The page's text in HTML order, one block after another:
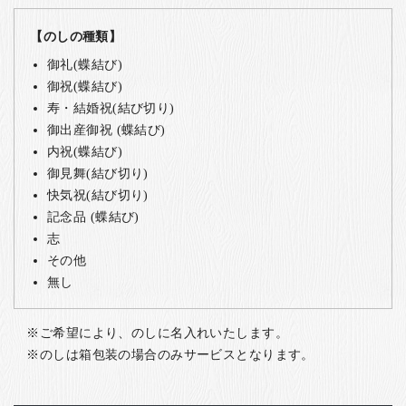
【のしの種類】
御礼(蝶結び)
御祝(蝶結び)
寿・結婚祝(結び切り)
御出産御祝 (蝶結び)
内祝(蝶結び)
御見舞(結び切り)
快気祝(結び切り)
記念品 (蝶結び)
志
その他
無し
ご希望により、のしに名入れいたします。
のしは箱包装の場合のみサービスとなります。